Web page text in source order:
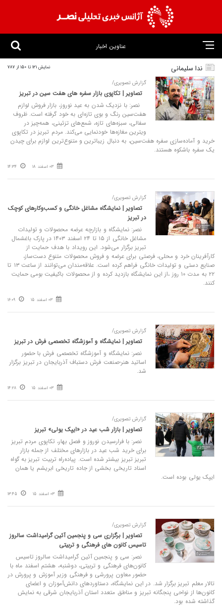
عناوین اخبار
ندا سلیمانی نمایش 121 تا 150 از 787
گزارش تصویری/
تصاویر | تکاپوی بازار سفره‌ های هفت‌ سین در تبریز
نصر: با نزدیک شدن به عید نوروز، بازار فروش لوازم
هفت‌سین رنگ و بوی تازه‌ای به خود گرفته است. ظروف
سفالی، سبزه‌های تازه، شمع‌های تزئینی، همه‌چیز در
ویترین مغازه‌ها خودنمایی می‌کند. مردم تبریز در تکاپوی
خرید و آماده‌سازی سفره هفت‌سین، به دنبال زیباترین و متنوع‌ترین لوازم برای چیدن
یک سفره باشکوه هستند.
03 اسفند 18 14:34
گزارش تصویری/
تصاویر | نمایشگاه مشاغل خانگی و کسب‌وکارهای کوچک
در تبریز
نصر: نمایشگاه و بازارچه عرضه محصولات و تولیدات
مشاغل خانگی از ۱۵ تا ۲۴ اسفند ۱۴۰۳ در پارک باغشمال
تبریز برگزار می‌شود. این رویداد با هدف حمایت از
کارآفرینان خرد و محلی، فرصتی برای عرضه و فروش محصولات متنوع دست‌ساز،
صنایع دستی و تولیدات خانگی فراهم کرده است. علاقه‌مندان می‌توانند از ساعت ۱۳ تا
۲۲ به مدت ۱۰ روز ،از این نمایشگاه بازدید کرده و از محصولات باکیفیت بومی حمایت
کنند.
03 اسفند 15 16:09
گزارش تصویری/
تصاویر | نمایشگاه و آموزشگاه تخصصی فرش در تبریز
نصر: نمایشگاه و آموزشگاه تخصصی فرش با حضور
اساتید هنر-صنعت فرش دستباف آذربایجان در تبریز برگزار
شد.
03 اسفند 15 14:28
گزارش تصویری/
تصاویر | بازار شب عید در «ایپک یولی» تبریز
نصر: با فرارسیدن نوروز و فصل بهار، تکاپوی مردم تبریز
برای خرید شب عید در بازارهای مختلف از جمله بازار
تبریز تبریز بیشتر شده است. پیاده‌راه تربیت تبریز به گواه
اسناد تاریخی بخشی از جاده تاریخی ابریشم یا همان
ایپک یولی بوده است.
03 اسفند 15 13:45
گزارش تصویری/
تصاویر | برگزاری سی و پنجمین آئین گرامیداشت‌ سالروز
تاسیس کانون‌ های فرهنگی و تربیتی
نصر: سی و پنجمین آئین گرامیداشت‌ سالروز تاسیس
کانون‌های فرهنگی و تربیتی، دوشنبه، هشتم اسفند ماه با
حضور معاون پرورشی و فرهنگی وزیر آموزش و پرورش در
تالار معلم تبریز برگزار شد. در این‌ نمایشگاه، دستاوردهای دانش‌آموزان و اعضای
کانون‌ها از نواحی پنجگانه تبریز و مناطق متعدد استان آذربایجان شرقی به نمایش
گذاشته شده بود.